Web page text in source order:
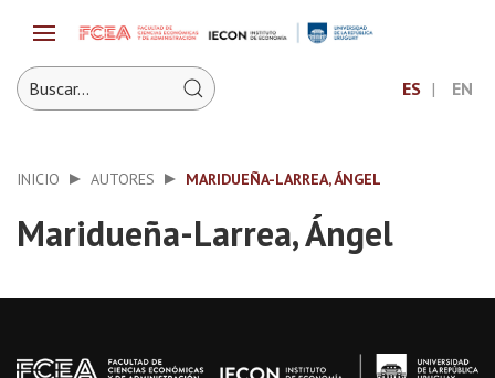
ES EN
INICIO AUTORES MARIDUEÑA-LARREA, ÁNGEL
Maridueña-Larrea, Ángel